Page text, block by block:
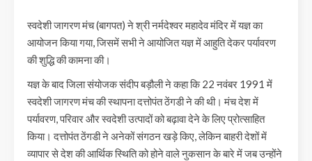
स्वदेशी जागरण मंच (बागपत) ने श्री नर्मदेश्वर महादेव मंदिर में यज्ञ का
आयोजन किया गया, जिसमें सभी ने आयोजित यज्ञ में आहुति देकर पर्यावरण
की शुद्धि की कामना की।
यज्ञ के बाद जिला संयोजक संदीप बड़ौली ने कहा कि 22 नवंबर 1991 में
स्वदेशी जागरण मंच की स्थापना दत्तोपंत ठेंगडी ने की थी। मंच देश में
पर्यावरण, परिवार और स्वदेशी उत्पादों को बढ़ावा देने के लिए प्रोत्साहित
किया। दत्तोपंत ठेंगडी ने अनेकों संगठन खड़े किए, लेकिन बाहरी देशों में
व्यापार से देश की आर्थिक स्थिति को होने वाले नुकसान के बारे में जब उन्होंने